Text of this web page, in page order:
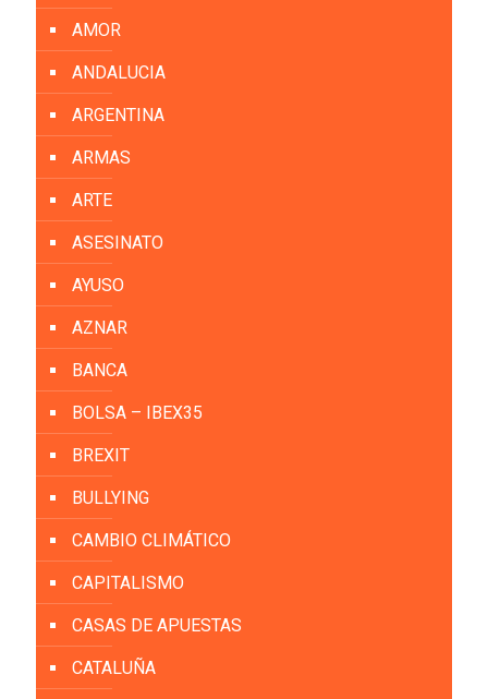
AMOR
ANDALUCIA
ARGENTINA
ARMAS
ARTE
ASESINATO
AYUSO
AZNAR
BANCA
BOLSA – IBEX35
BREXIT
BULLYING
CAMBIO CLIMÁTICO
CAPITALISMO
CASAS DE APUESTAS
CATALUÑA